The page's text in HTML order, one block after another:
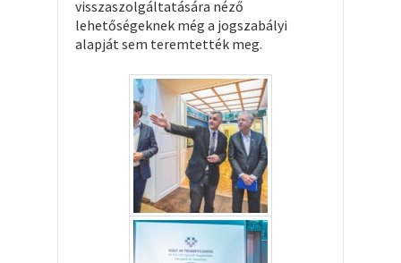
visszaszolgáltatására néző
lehetőségeknek még a jogszabályi
alapját sem teremtették meg.